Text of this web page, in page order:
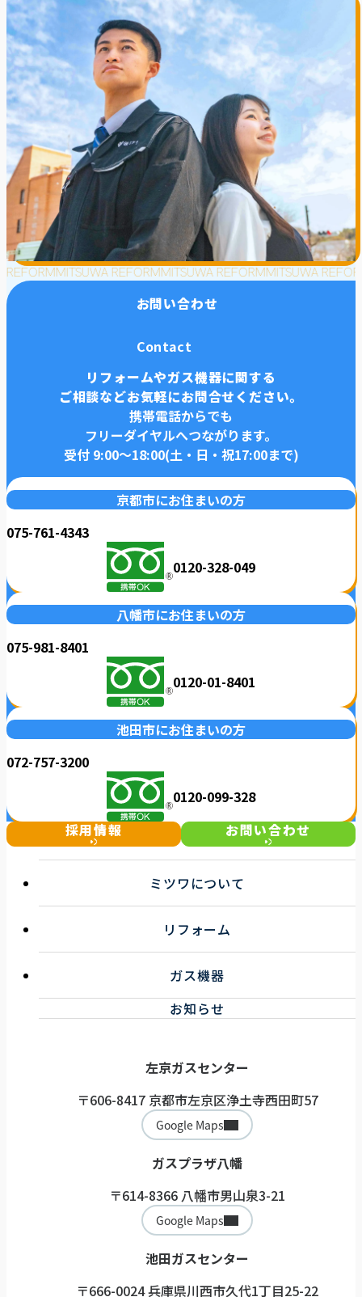
MITSUWA REFORMMITSUWA REFORMMITSUWA
お問い合わせ
Contact
リフォームやガス機器に関する
ご相談などお気軽にお問合せください。
携帯電話からでも
フリーダイヤルへつながります。
受付 9:00〜18:00(土・日・祝17:00まで)
京都市にお住まいの方
075-761-4343
0120-328-049
八幡市にお住まいの方
075-981-8401
0120-01-8401
池田市にお住まいの方
072-757-3200
0120-099-328
採用情報
お問い合わせ
左京ガスセンター
〒606-8417 京都市左京区浄土寺西田町57
Google Maps
ガスプラザ八幡
〒614-8366 八幡市男山泉3-21
Google Maps
池田ガスセンター
〒666-0024 兵庫県川西市久代1丁目25-22
ミツワについて
事業紹介
企業情報
お知らせ一覧
リフォーム
浴室リフォーム
トイレ・洗面リフォーム
その他リフォーム
ガス機器
ガス機器サービス
お知らせ